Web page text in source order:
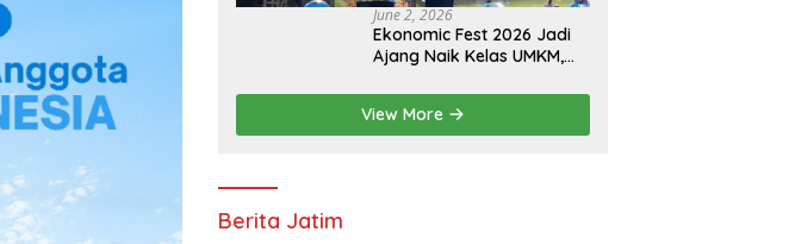
June 2, 2026
Ekonomic Fest 2026 Jadi
Ajang Naik Kelas UMKM,
Kolaborasi Ekspor hingga
Pendampingan Usaha
View More
Berita Jatim